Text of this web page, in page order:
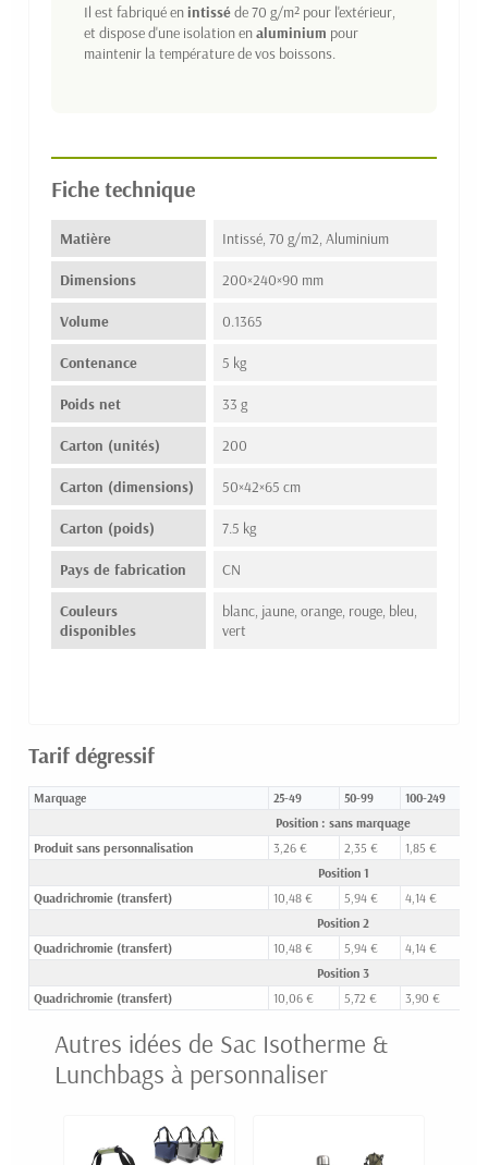
Il est fabriqué enintisséde 70 g/m² pour l'extérieur,
et dispose d'une isolation enaluminium pour
maintenir la température de vos boissons.
Fiche technique
Matière Intissé, 70 g/m2, Aluminium
Dimensions 200×240×90 mm
Volume 0.1365
Contenance 5 kg
Poids net 33 g
Carton (unités) 200
Carton (dimensions) 50×42×65 cm
Carton (poids) 7.5 kg
Pays de fabrication CN
Couleurs
disponibles
blanc, jaune, orange, rouge, bleu,
vert
Tarif dégressif
Marquage 25-49 50-99 100-249
Position : sans marquage
Produit sans personnalisation
3,26 € 2,35 € 1,85 €
Position 1
Quadrichromie (transfert)
10,48 € 5,94 € 4,14 €
Position 2
Quadrichromie (transfert)
10,48 € 5,94 € 4,14 €
Position 3
Quadrichromie (transfert)
10,06 € 5,72 € 3,90 €
Autres idées de Sac Isotherme &
Lunchbags à personnaliser